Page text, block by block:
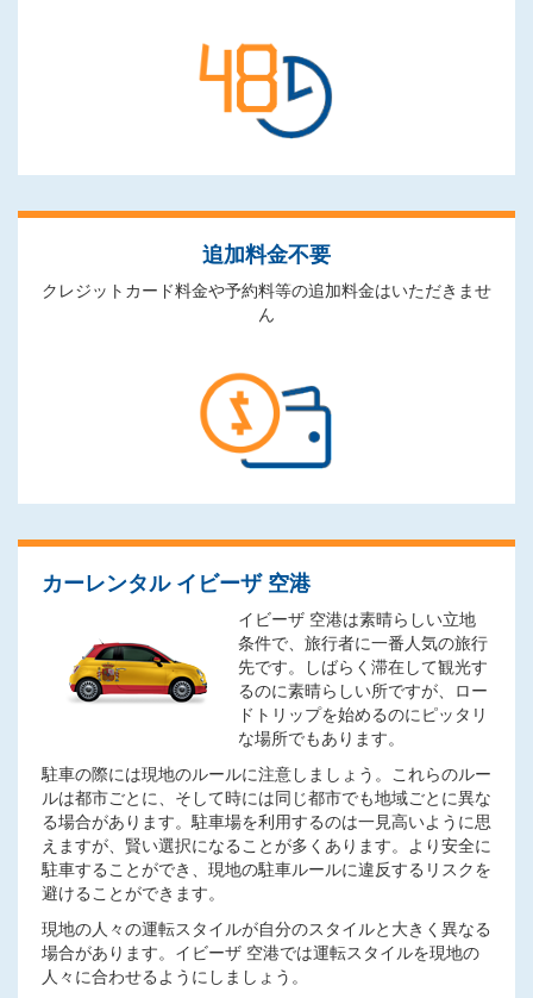
追加料金不要
クレジットカード料金や予約料等の追加料金はいただきませ
ん
カーレンタル イビーザ 空港
イビーザ 空港は素晴らしい立地
条件で、旅行者に一番人気の旅行
先です。しばらく滞在して観光す
るのに素晴らしい所ですが、ロー
ドトリップを始めるのにピッタリ
な場所でもあります。
駐車の際には現地のルールに注意しましょう。これらのルー
ルは都市ごとに、そして時には同じ都市でも地域ごとに異な
る場合があります。駐車場を利用するのは一見高いように思
えますが、賢い選択になることが多くあります。より安全に
駐車することができ、現地の駐車ルールに違反するリスクを
避けることができます。
現地の人々の運転スタイルが自分のスタイルと大きく異なる
場合があります。イビーザ 空港では運転スタイルを現地の
人々に合わせるようにしましょう。